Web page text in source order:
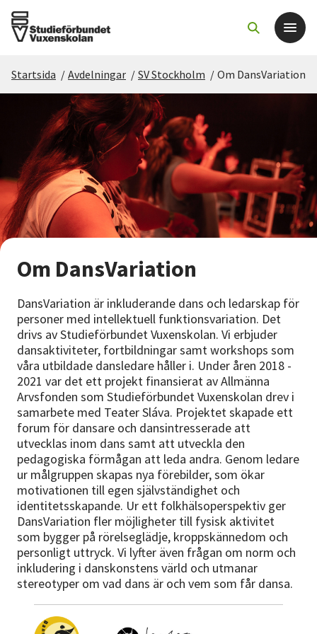
Det här gör vi
För dig som
Sök kurser och evenemang
Om SV
Nyheter
Avdelningar
Lyssna
Startsida / Avdelningar / SV Stockholm / Om DansVariation
Om DansVariation
DansVariation är inkluderande dans och ledarskap för
personer med intellektuell funktionsvariation. Det
drivs av Studieförbundet Vuxenskolan. Vi erbjuder
dansaktiviteter, fortbildningar samt workshops som
våra utbildade dansledare håller i. Under åren 2018 -
2021 var det ett projekt finansierat av Allmänna
Arvsfonden som Studieförbundet Vuxenskolan drev i
samarbete med Teater Sláva. Projektet skapade ett
forum för dansare och dansintresserade att
utvecklas inom dans samt att utveckla den
pedagogiska förmågan att leda andra. Genom ledare
ur målgruppen skapas nya förebilder, som ökar
motivationen till egen självständighet och
identitetsskapande. Ur ett folkhälsoperspektiv ger
DansVariation fler möjligheter till fysisk aktivitet
som bygger på rörelseglädje, kroppskännedom och
personligt uttryck. Vi lyfter även frågan om norm och
inkludering i danskonstens värld och utmanar
stereotyper om vad dans är och vem som får dansa.